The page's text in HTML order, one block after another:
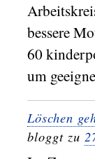
bessere
60
um
Löschen
bloggt zu